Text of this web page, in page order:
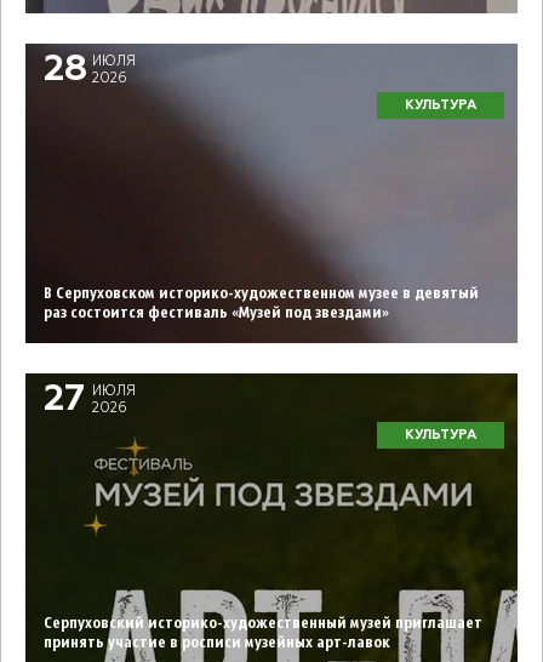
28 ИЮЛЯ
2026
КУЛЬТУРА
В Серпуховском историко-художественном музее в девятый
раз состоится фестиваль «Музей под звездами»
27
ИЮЛЯ
2026
КУЛЬТУРА
Серпуховский историко-художественный музей приглашает
принять участие в росписи музейных арт-лавок